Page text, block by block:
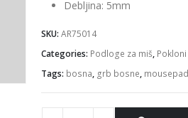
Debljina: 5mm
SKU: AR75014
Categories: Podloge za miš, Pokloni
Tags: bosna, grb bosne, mousepad